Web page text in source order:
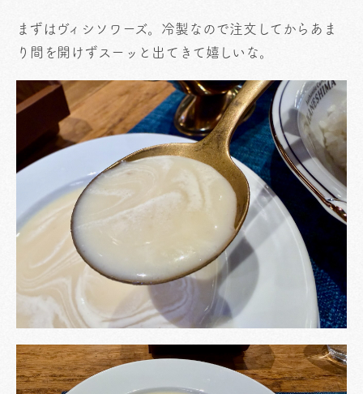
まずはヴィシソワーズ。冷製なので注文してからあま
り間を開けずスーッと出てきて嬉しいな。